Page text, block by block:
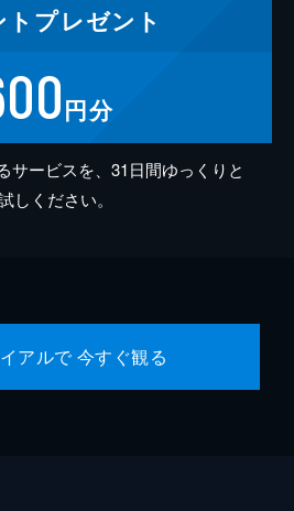
プレゼント
円分
サービスを、31日間ゆっくりと
しください。
アルで 今すぐ観る